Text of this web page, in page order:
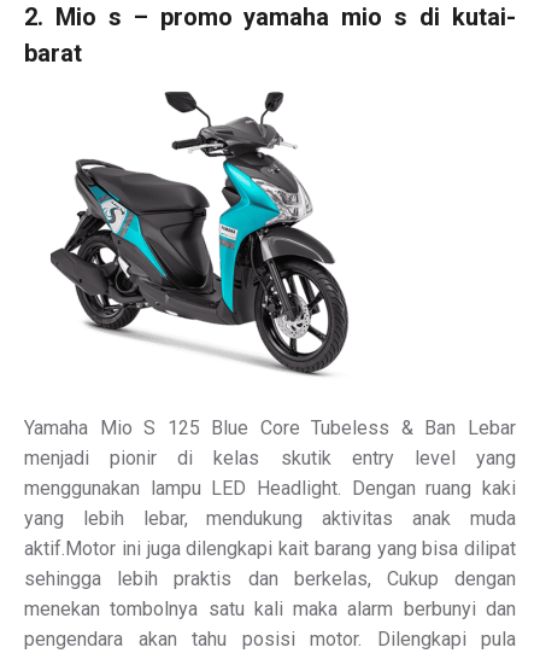
2. Mio s – promo yamaha mio s di kutai-
barat
Yamaha Mio S 125 Blue Core Tubeless & Ban Lebar
menjadi pionir di kelas skutik entry level yang
menggunakan lampu LED Headlight. Dengan ruang kaki
yang lebih lebar, mendukung aktivitas anak muda
aktif.Motor ini juga dilengkapi kait barang yang bisa dilipat
sehingga lebih praktis dan berkelas, Cukup dengan
menekan tombolnya satu kali maka alarm berbunyi dan
pengendara akan tahu posisi motor. Dilengkapi pula